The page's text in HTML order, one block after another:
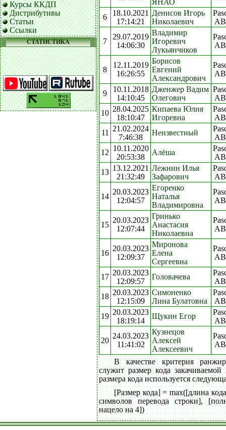
Курсы ККДП
Дистрибутивы
Статьи
Ссылки
СТАТИСТИКА
ЯНАО
6
18.10.2021
17:14:21
Денисов Игорь
Николаевич
7
29.07.2019
14:06:30
Владимир
Игоревич
Лукьянчиков
8
12.11.2019
16:26:55
Борисов
Евгений
Александрович
9
10.11.2018
14:10:45
Дженжер Вадим
Олегович
10 28.04.2025
18:10:47
Кипаева Юлия
Игоревна
11
21.02.2024
7:46:38
Неизвестный
12 10.11.2020
20:53:38
Алёша
13 13.12.2021
21:32:49
Лежнин Илья
Зафарович
14
20.03.2023
12:04:57
Егоренко
Наталья
Владимировна
15
20.03.2023
12:07:44
Гринько
Анастасия
Николаевна
16
20.03.2023
12:09:37
Миронова
Елена
Сергеевна
17 20.03.2023
12:09:57
Головачева
18 20.03.2023
12:15:09
Симоненко
Лина Булатовна
19 20.03.2023
18:19:14
Щукин Егор
20
24.03.2023
11:41:02
Кузнецов
Алексей
Алексеевич
В качестве критерия
служит размер кода
размера кода используется
[Размер кода] = max([длина
символов перевода строки],
нацело на 4])